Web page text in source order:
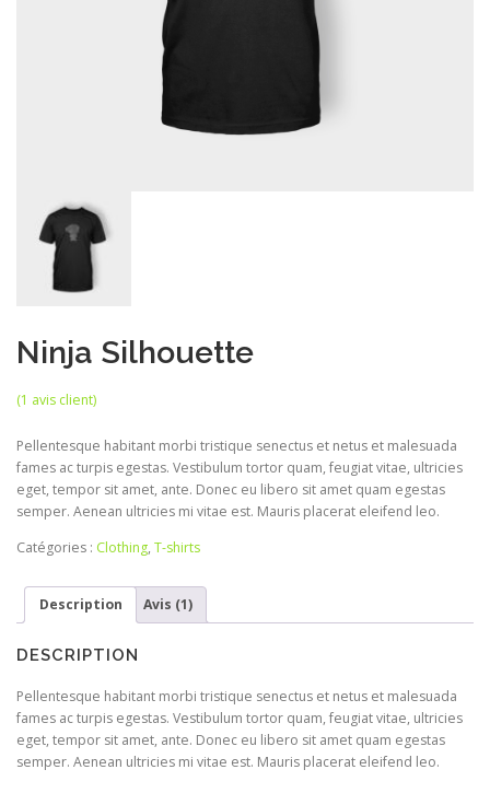
Ninja Silhouette
(1 avis client)
Pellentesque habitant morbi tristique senectus et netus et malesuada
fames ac turpis egestas. Vestibulum tortor quam, feugiat vitae, ultricies
eget, tempor sit amet, ante. Donec eu libero sit amet quam egestas
semper. Aenean ultricies mi vitae est. Mauris placerat eleifend leo.
Catégories : Clothing, T-shirts
Description Avis (1)
DESCRIPTION
Pellentesque habitant morbi tristique senectus et netus et malesuada
fames ac turpis egestas. Vestibulum tortor quam, feugiat vitae, ultricies
eget, tempor sit amet, ante. Donec eu libero sit amet quam egestas
semper. Aenean ultricies mi vitae est. Mauris placerat eleifend leo.